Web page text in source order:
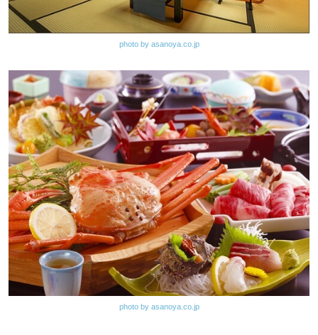
photo by asanoya.co.jp
photo by asanoya.co.jp